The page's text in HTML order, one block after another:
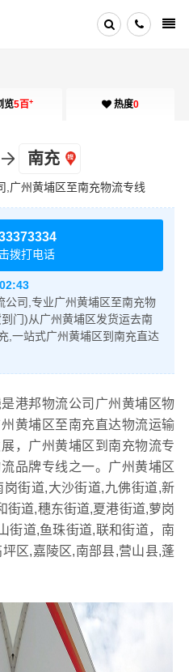
览5百+ 热度0
南充
,广州黄埔区至南充物流专线
拨打电话
公司,专业广州黄埔区至南充物
门)从广州黄埔区发货运去南
,一站式广州黄埔区到南充直达
是港邦物流公司广州黄埔区物
黄埔区至南充直达物流运输
，广州黄埔区到南充物流专
品牌专线之一。广州黄埔区
街道,大沙街道,九佛街道,新
街道,穗东街道,夏港街道,萝岗
街道,鱼珠街道,联和街道，南
区,嘉陵区,南部县,营山县,蓬